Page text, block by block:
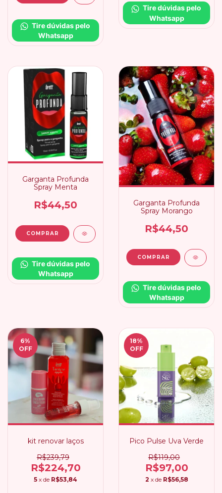
Tire dúvidas pelo
Whatsapp
Tire dúvidas pelo
Whatsapp
Garganta Profunda
Spray Menta
R$44,50
Tire dúvidas pelo
Whatsapp
Garganta Profunda
Spray Morango
R$44,50
Tire dúvidas pelo
Whatsapp
6%
OFF
kit renovar laços
R$239,79
R$224,70
5 x de R$53,84
18%
OFF
Pico Pulse Uva Verde
R$119,00
R$97,00
2 x de R$56,58